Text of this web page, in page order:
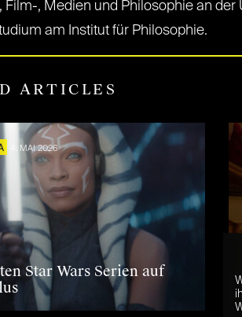
Film-, Medien und Philosophie an
am Institut für Philosophie.
ARTICLES
4. MAI 2026
Star Wars Serien auf